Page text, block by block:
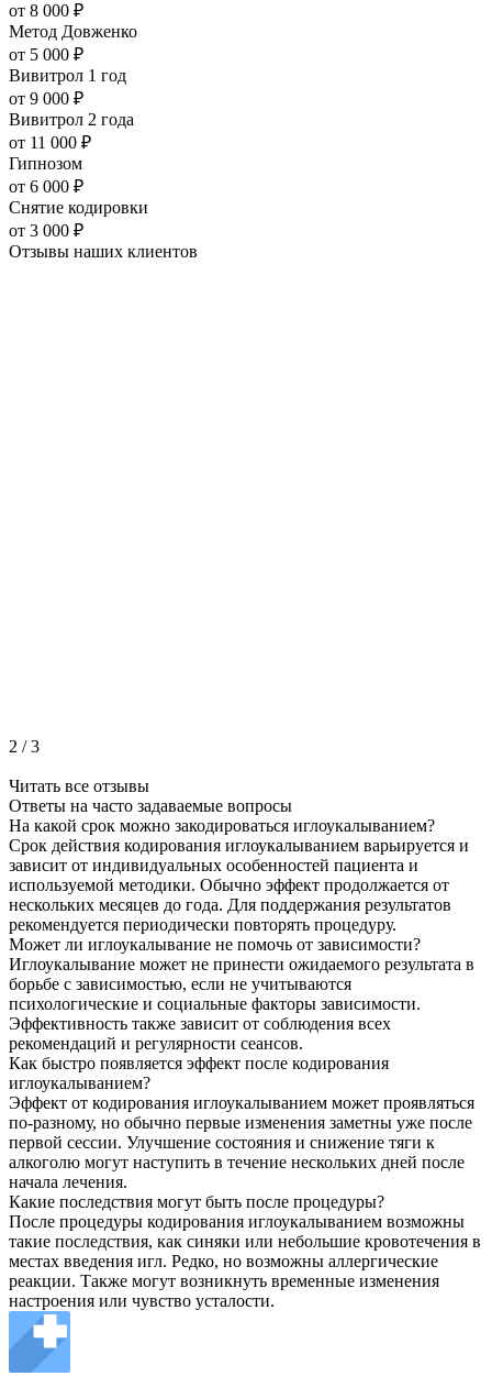
от 8 000 ₽
Метод Довженко
от 5 000 ₽
Вивитрол 1 год
от 9 000 ₽
Вивитрол 2 года
от 11 000 ₽
Гипнозом
от 6 000 ₽
Снятие кодировки
от 3 000 ₽
Отзывы наших клиентов
2 /3
Читать все отзывы
Ответы на часто задаваемые вопросы
На какой срок можно закодироваться иглоукалыванием?
Срок действия кодирования иглоукалыванием варьируется и
зависит от индивидуальных особенностей пациента и
используемой методики. Обычно эффект продолжается от
нескольких месяцев до года. Для поддержания результатов
рекомендуется периодически повторять процедуру.
Может ли иглоукалывание не помочь от зависимости?
Иглоукалывание может не принести ожидаемого результата в
борьбе с зависимостью, если не учитываются
психологические и социальные факторы зависимости.
Эффективность также зависит от соблюдения всех
рекомендаций и регулярности сеансов.
Как быстро появляется эффект после кодирования
иглоукалыванием?
Эффект от кодирования иглоукалыванием может проявляться
по-разному, но обычно первые изменения заметны уже после
первой сессии. Улучшение состояния и снижение тяги к
алкоголю могут наступить в течение нескольких дней после
начала лечения.
Какие последствия могут быть после процедуры?
После процедуры кодирования иглоукалыванием возможны
такие последствия, как синяки или небольшие кровотечения в
местах введения игл. Редко, но возможны аллергические
реакции. Также могут возникнуть временные изменения
настроения или чувство усталости.